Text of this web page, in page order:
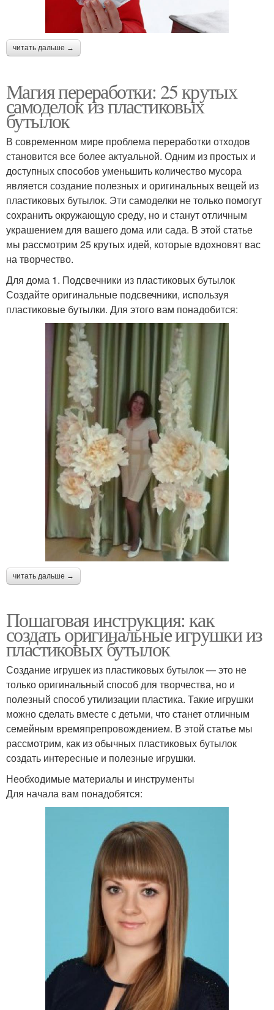
читать дальше →
Магия переработки: 25 крутых
самоделок из пластиковых
бутылок
В современном мире проблема переработки отходов
становится все более актуальной. Одним из простых и
доступных способов уменьшить количество мусора
является создание полезных и оригинальных вещей из
пластиковых бутылок. Эти самоделки не только помогут
сохранить окружающую среду, но и станут отличным
украшением для вашего дома или сада. В этой статье
мы рассмотрим 25 крутых идей, которые вдохновят вас
на творчество.
Для дома 1. Подсвечники из пластиковых бутылок
Создайте оригинальные подсвечники, используя
пластиковые бутылки. Для этого вам понадобится:
читать дальше →
Пошаговая инструкция: как
создать оригинальные игрушки из
пластиковых бутылок
Создание игрушек из пластиковых бутылок — это не
только оригинальный способ для творчества, но и
полезный способ утилизации пластика. Такие игрушки
можно сделать вместе с детьми, что станет отличным
семейным времяпрепровождением. В этой статье мы
рассмотрим, как из обычных пластиковых бутылок
создать интересные и полезные игрушки.
Необходимые материалы и инструменты
Для начала вам понадобятся: